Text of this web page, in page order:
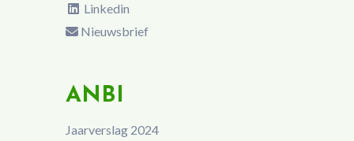
Linkedin
Nieuwsbrief
ANBI
Jaarverslag 2024